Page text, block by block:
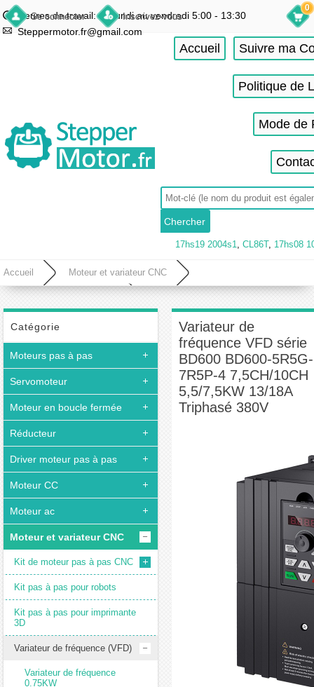
Se connecter Inscrivez-vous
Heures de travail: du lundi au vendredi 5:00 - 13:30
Steppermotor.fr@gmail.com
0
Accueil Suivre ma
Politique de
Mode de
17hs19 2004s1, CL86T, 17hs08
Accueil Moteur et variateur CNC
Variateur de fréquence VFD série BD600 BD600-5R5G-7R5P-4 7,5CH/10CH
Catégorie
Moteurs pas à pas
Servomoteur
Moteur en boucle fermée
Réducteur
Driver moteur pas à pas
Moteur CC
Moteur ac
Moteur et variateur CNC
Kit de moteur pas à pas CNC
Kit pas à pas pour robots
Kit pas à pas pour imprimante
3D
Variateur de fréquence (VFD)
Variateur de fréquence
0.75KW
Variateur de
fréquence VFD série
BD600 BD600-5R5G-
7R5P-4 7,5CH/10CH
5,5/7,5KW 13/18A
Triphasé 380V